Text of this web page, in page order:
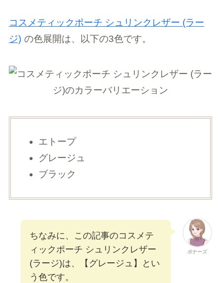
コスメティックポーチ シュリンクレザー (ラー
ジ) の色展開は、以下の3色です。
エトープ
グレージュ
ブラック
ボナーズ
ちなみに、この記事のコスメテ
ィックポーチ シュリンクレザー
(ラージ)は、【グレージュ】とい
う色です。